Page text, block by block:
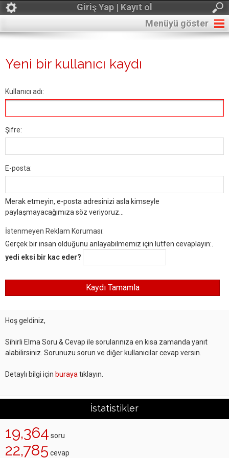
Giriş Yap | Kayıt ol
Menüyü göster
Yeni bir kullanıcı kaydı
Kullanıcı adı:
Şifre:
E-posta:
Merak etmeyin, e-posta adresinizi asla kimseyle
paylaşmayacağımıza söz veriyoruz...
İstenmeyen Reklam Koruması:
Gerçek bir insan olduğunu anlayabilmemiz için lütfen cevaplayın:.
yedi eksi bir kac eder?
Hoş geldiniz,
Sihirli Elma Soru & Cevap ile sorularınıza en kısa zamanda yanıt
alabilirsiniz. Sorunuzu sorun ve diğer kullanıcılar cevap versin.
Detaylı bilgi için buraya tıklayın.
İstatistikler
19,364 soru
22,785 cevap